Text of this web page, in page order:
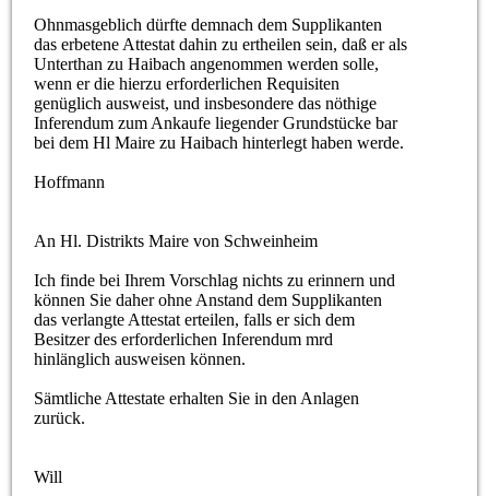
Ohnmasgeblich dürfte demnach dem Supplikanten
das erbetene Attestat dahin zu ertheilen sein, daß er als
Unterthan zu Haibach angenommen werden solle,
wenn er die hierzu erforderlichen Requisiten
genüglich ausweist, und insbesondere das nöthige
Inferendum zum Ankaufe liegender Grundstücke bar
bei dem Hl Maire zu Haibach hinterlegt haben werde.
Hoffmann
An Hl. Distrikts Maire von Schweinheim
Ich finde bei Ihrem Vorschlag nichts zu erinnern und
können Sie daher ohne Anstand dem Supplikanten
das verlangte Attestat erteilen, falls er sich dem
Besitzer des erforderlichen Inferendum mrd
hinlänglich ausweisen können.
Sämtliche Attestate erhalten Sie in den Anlagen
zurück.
Will